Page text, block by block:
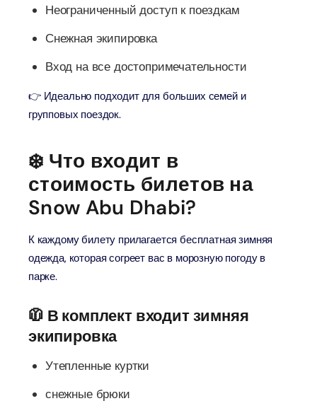
Неограниченный доступ к поездкам
Снежная экипировка
Вход на все достопримечательности
👉 Идеально подходит для больших семей и
групповых поездок.
❄️ Что входит в
стоимость билетов на
Snow Abu Dhabi?
К каждому билету прилагается бесплатная зимняя
одежда, которая согреет вас в морозную погоду в
парке.
🧥 В комплект входит зимняя
экипировка
Утепленные куртки
снежные брюки